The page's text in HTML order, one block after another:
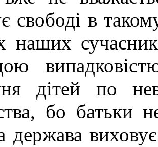
свободі в
наших
дітей по
бо батьки
держава